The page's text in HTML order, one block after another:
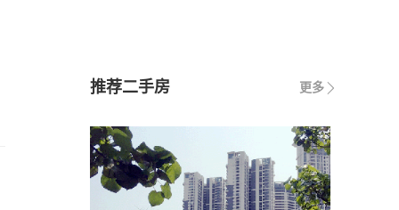
更多
推荐二手房